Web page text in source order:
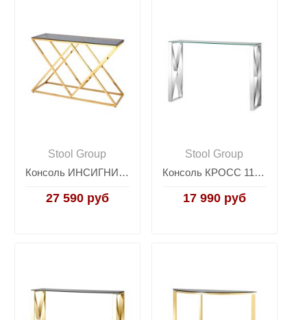
Stool Group
Консоль ИНСИГНИЯ 120*40 золото стекло smoke
27 590 руб
Stool Group
Консоль КРОСС 115*30 серебро
17 990 руб